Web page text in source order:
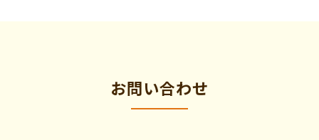
お問い合わせ